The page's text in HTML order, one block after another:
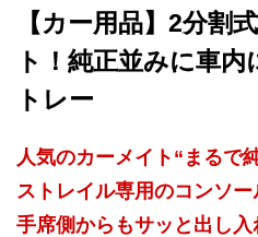
【カー用品】2分割
ト！純正並みに車
トレー
人気のカーメイト“まるで
ストレイル専用のコンソ
手席側からもサッと出し